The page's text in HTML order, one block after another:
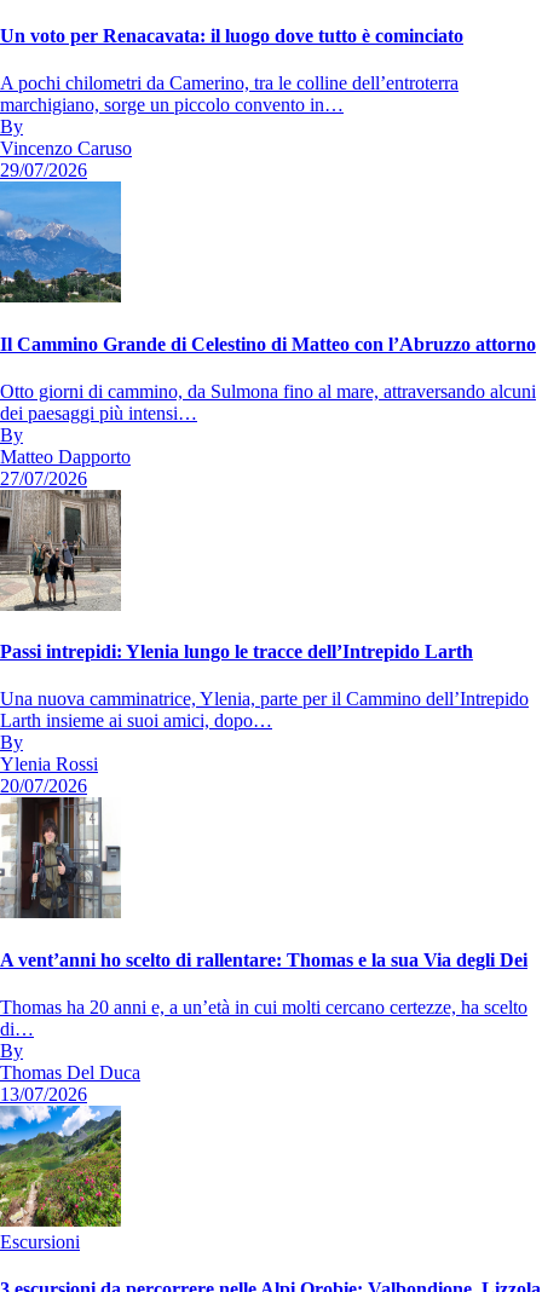
Un voto per Renacavata: il luogo dove tutto è cominciato
A pochi chilometri da Camerino, tra le colline dell’entroterra
marchigiano, sorge un piccolo convento in…
By
Vincenzo Caruso
29/07/2026
Il Cammino Grande di Celestino di Matteo con l’Abruzzo attorno
Otto giorni di cammino, da Sulmona fino al mare, attraversando alcuni
dei paesaggi più intensi…
By
Matteo Dapporto
27/07/2026
Passi intrepidi: Ylenia lungo le tracce dell’Intrepido Larth
Una nuova camminatrice, Ylenia, parte per il Cammino dell’Intrepido
Larth insieme ai suoi amici, dopo…
By
Ylenia Rossi
20/07/2026
A vent’anni ho scelto di rallentare: Thomas e la sua Via degli Dei
Thomas ha 20 anni e, a un’età in cui molti cercano certezze, ha scelto
di…
By
Thomas Del Duca
13/07/2026
Escursioni